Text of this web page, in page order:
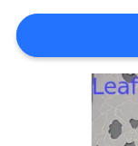
SITEMAP